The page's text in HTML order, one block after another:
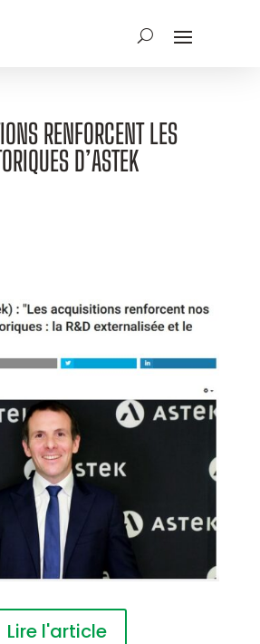
RENFORCENT LES
D’ASTEK
Lire l'article